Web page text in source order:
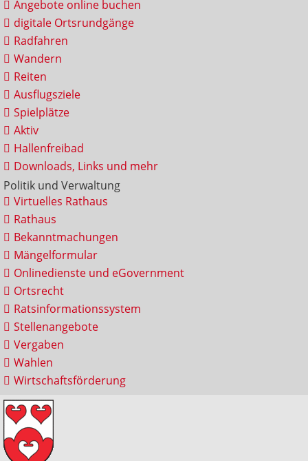
Angebote online buchen
digitale Ortsrundgänge
Radfahren
Wandern
Reiten
Ausflugsziele
Spielplätze
Aktiv
Hallenfreibad
Downloads, Links und mehr
Politik und Verwaltung
Virtuelles Rathaus
Rathaus
Bekanntmachungen
Mängelformular
Onlinedienste und eGovernment
Ortsrecht
Ratsinformationssystem
Stellenangebote
Vergaben
Wahlen
Wirtschaftsförderung